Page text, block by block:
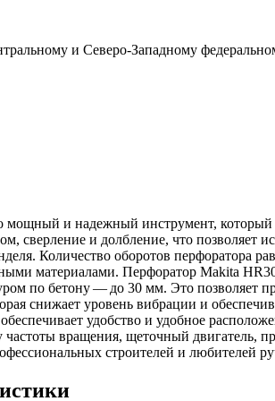
и Северо-Западному
и надежный инструмент, который
сверление и долбление, что позволяет
Количество оборотов перфоратора
материалами. Перфоратор Makita
по бетону — до 30 мм. Это позволяет
снижает уровень вибрации и
удобство и удобное
вращения, щеточный двигатель,
строителей и любителей